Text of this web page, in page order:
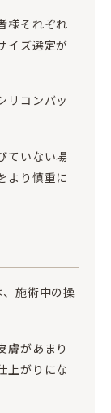
様それぞれ
イズ選定が
リコンバッ
ていない場
より慎重に
施術中の操
膚があまり
上がりにな